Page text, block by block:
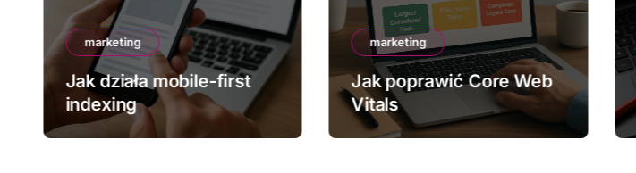
marketing
Jak działa mobile-first
indexing
marketing
Jak poprawić Core Web
Vitals